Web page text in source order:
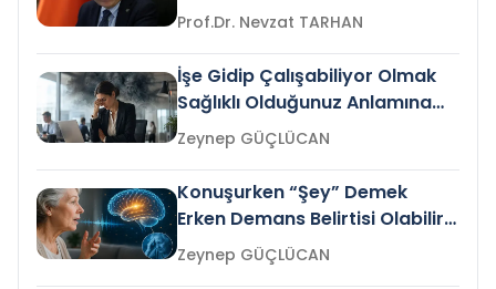
Prof.Dr. Nevzat TARHAN
İşe Gidip Çalışabiliyor Olmak
Sağlıklı Olduğunuz Anlamına
Gelir mi?Zeynep GÜÇLÜCAN
Konuşurken “Şey” Demek
Erken Demans Belirtisi Olabilir
mi?
Zeynep GÜÇLÜCAN